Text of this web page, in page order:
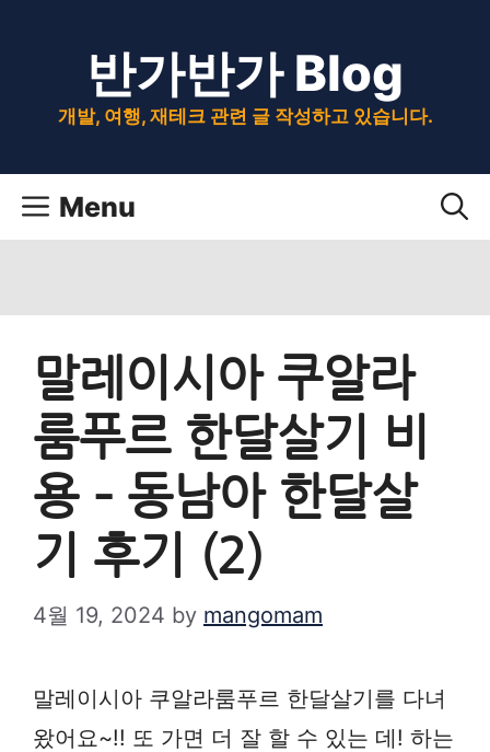
반가반가 Blog
개발, 여행, 재테크 관련 글 작성하고 있습니다.
Menu
말레이시아 쿠알라
룸푸르 한달살기 비
용 – 동남아 한달살
기 후기 (2)
4월 19, 2024 by mangomam
말레이시아 쿠알라룸푸르 한달살기를 다녀
왔어요~!! 또 가면 더 잘 할 수 있는 데! 하는